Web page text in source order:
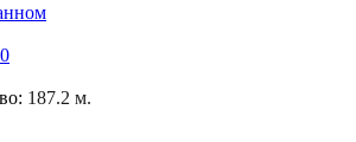
187.2 м.